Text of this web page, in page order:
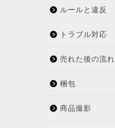
ルールと違反
トラブル対応
売れた後の流れ
梱包
商品撮影